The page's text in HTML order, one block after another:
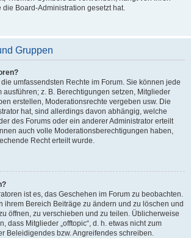
die Board-Administration gesetzt hat.
Gruppen
umfassendsten Rechte im Forum. Sie können jede
ausführen; z. B. Berechtigungen setzen, Mitglieder
erstellen, Moderationsrechte vergeben usw. Die
hat, sind allerdings davon abhängig, welche
des Forums oder ein anderer Administrator erteilt
auch volle Moderationsberechtigungen haben,
Recht erteilt wurde.
ist es, das Geschehen im Forum zu beobachten.
ihrem Bereich Beiträge zu ändern und zu löschen und
öffnen, zu verschieben und zu teilen. Üblicherweise
dass Mitglieder „offtopic“, d. h. etwas nicht zum
Beleidigendes bzw. Angreifendes schreiben.